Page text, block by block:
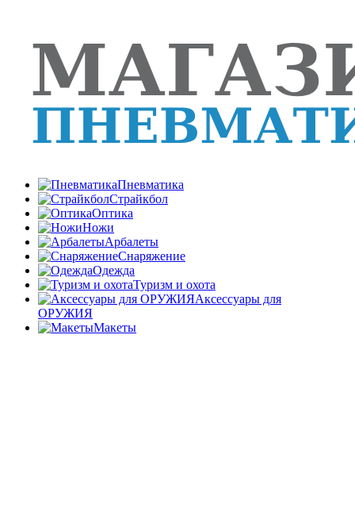
Пневматика
Страйкбол
Оптика
Ножи
Арбалеты
Снаряжение
Одежда
Туризм и охота
Аксессуары для
ОРУЖИЯ
Макеты